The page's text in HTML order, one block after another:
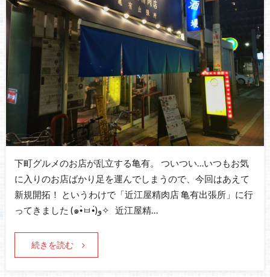
下町グルメのお店が乱立する亀有。 ついつい…いつもお気
に入りのお店ばかり足を運んでしまうので、今回はあえて
新規開拓！ というわけで「近江屋精肉店 亀有出張所」に行
ってきました (๑•̀ㅂ•́)و✧ 近江屋精…
続きを読む